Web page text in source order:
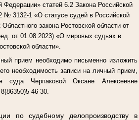
Федерации» статей 6.2 Закона Российской
№ 3132-1 «О статусе судей в Российской
закона Ростовской области от
от 01.08.2023) «О мировых судьях в
области».
прием необходимо письменно изложить
необходимость записи на личный прием,
суда Черпаковой Оксане Алексеевне
46-30.
по судебному делопроизводству в